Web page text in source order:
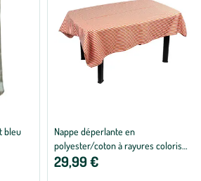
bleu
Nappe déperlante en
polyester/coton à rayures coloris
terra Charlotte - 140 x 300 cm
29,99 €